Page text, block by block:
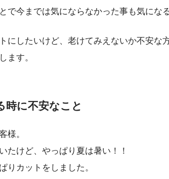
で今までは気にならなかった事も気にな
にしたいけど、老けてみえないか不安な
ます。
時に不安なこと
様。
たけど、やっぱり夏は暑い！！
りカットをしました。